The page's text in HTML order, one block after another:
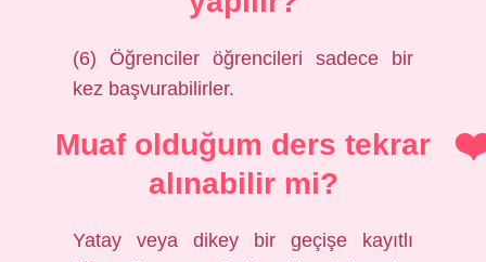
(6) Öğrenciler öğrencileri sadece bir
kez başvurabilirler.
Muaf olduğum ders tekrar
alınabilir mi?
Yatay veya dikey bir geçişe kayıtlı